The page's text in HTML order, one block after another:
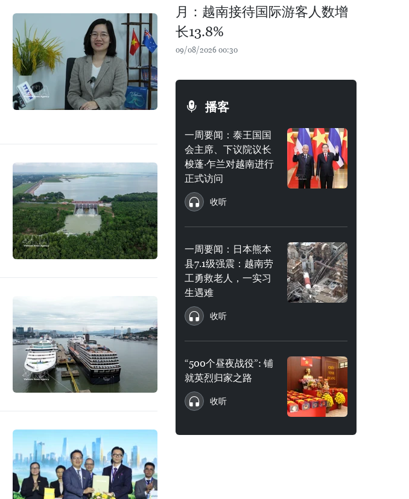
月：越南接待国际游客人数增
长13.8%
09/08/2026 00:30
播客
一周要闻：泰王国国
会主席、下议院议长
梭蓬·乍兰对越南进行
正式访问
收听
一周要闻：日本熊本
县7.1级强震：越南劳
工勇救老人，一实习
生遇难
收听
“500个昼夜战役”: 铺
就英烈归家之路
收听